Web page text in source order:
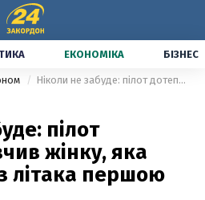
ЕКОНОМІКА БІЗНЕС
Ніколи не забуде: пілот дотепно провчив жінку, яка хотіла вийти з літака першою
пілот
жінку, яка
літака першою